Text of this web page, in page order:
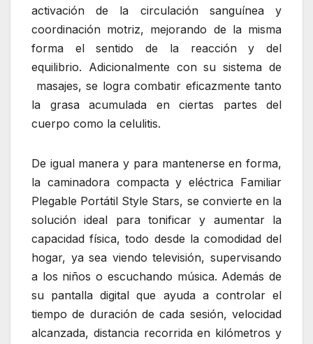
activación de la circulación sanguínea y
coordinación motriz, mejorando de la misma
forma el sentido de la reacción y del
equilibrio. Adicionalmente con su sistema de
masajes, se logra combatir eficazmente tanto
la grasa acumulada en ciertas partes del
cuerpo como la celulitis.
De igual manera y para mantenerse en forma,
la caminadora compacta y eléctrica Familiar
Plegable Portátil Style Stars, se convierte en la
solución ideal para tonificar y aumentar la
capacidad física, todo desde la comodidad del
hogar, ya sea viendo televisión, supervisando
a los niños o escuchando música. Además de
su pantalla digital que ayuda a controlar el
tiempo de duración de cada sesión, velocidad
alcanzada, distancia recorrida en kilómetros y